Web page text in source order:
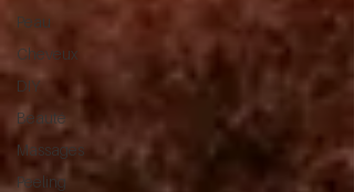
Peau
Cheveux
DIY
Beauté
Massages
Peeling